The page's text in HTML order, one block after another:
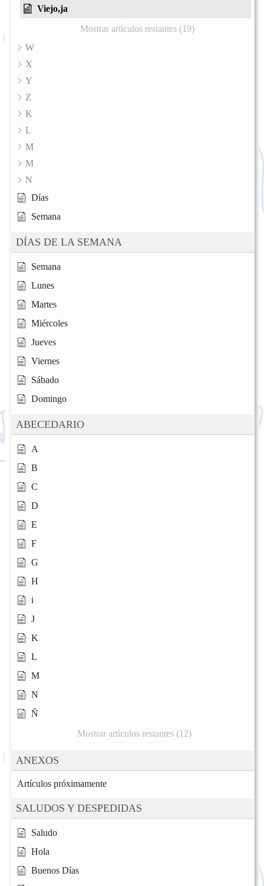
Viejo,ja
Mostrar artículos restantes (19)
W
X
Y
Z
K
L
M
M
N
Días
Semana
DÍAS DE LA SEMANA
Semana
Lunes
Martes
Miércoles
Jueves
Viernes
Sábado
Domingo
ABECEDARIO
A
B
C
D
E
F
G
H
i
J
K
L
M
N
Ñ
Mostrar artículos restantes (12)
ANEXOS
Artículos próximamente
SALUDOS Y DESPEDIDAS
Saludo
Hola
Buenos Días